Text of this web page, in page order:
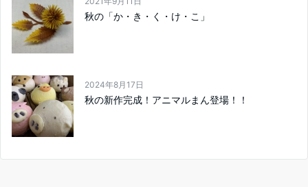
秋の「か・き・く・け・こ」
2024年8月17日
秋の新作完成！アニマルまん登場！！